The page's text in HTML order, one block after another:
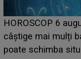
LINE-UP UNTOLD
care deschid
așteptate